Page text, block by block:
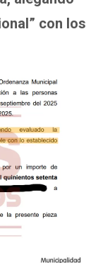
con los